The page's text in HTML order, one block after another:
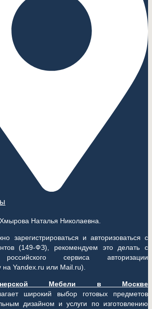
Наталья Николаевна.
зарегистрироваться и авторизоваться с
(149-ФЗ), рекомендуем это делать с
российского сервиса авторизации
на Yandex.ru или Mail.ru).
Мебели в Москве
широкий выбор готовых предметов
дизайном и услуги по изготовлению